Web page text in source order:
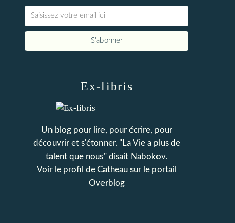
Ex-libris
Un blog pour lire, pour écrire, pour
découvrir et s'étonner. "La Vie a plus de
talent que nous" disait Nabokov.
Voir le profil de Catheau sur le portail
Overblog